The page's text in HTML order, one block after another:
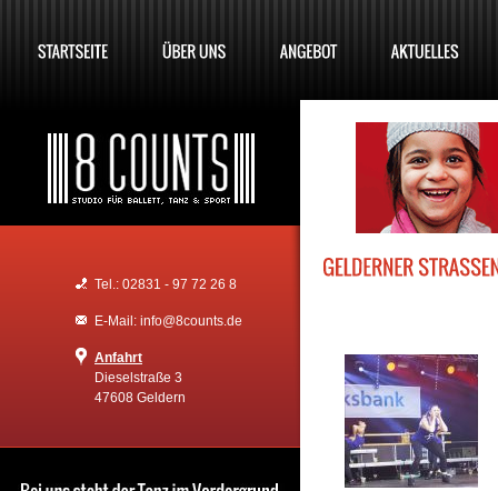
Tel.: 02831 - 97 72 26 8
E-Mail: info@8counts.de
Anfahrt
Dieselstraße 3
47608 Geldern